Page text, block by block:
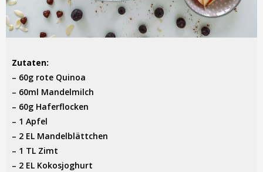
Zutaten:
– 60g rote Quinoa
– 60ml Mandelmilch
– 60g Haferflocken
– 1 Apfel
– 2 EL Mandelblättchen
– 1 TL Zimt
– 2 EL Kokosjoghurt